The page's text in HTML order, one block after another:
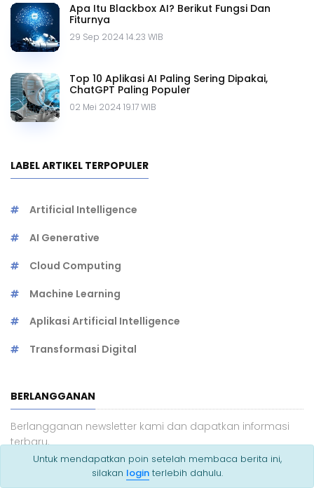
Apa Itu Blackbox AI? Berikut Fungsi Dan
Fiturnya
29 Sep 2024 14.23 WIB
Top 10 Aplikasi AI Paling Sering Dipakai,
ChatGPT Paling Populer
02 Mei 2024 19.17 WIB
LABEL ARTIKEL TERPOPULER
Artificial Intelligence
AI Generative
Cloud Computing
Machine Learning
Aplikasi Artificial Intelligence
Transformasi Digital
BERLANGGANAN
Berlangganan newsletter kami dan dapatkan informasi
terbaru.
Untuk mendapatkan poin setelah membaca berita ini,
silakan loginterlebih dahulu.